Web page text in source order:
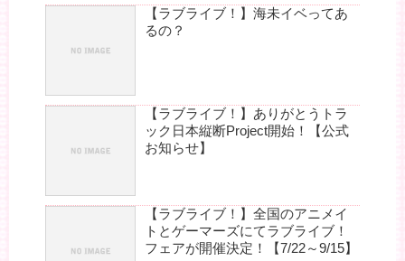
【ラブライブ！】海未イベってあ
るの？
【ラブライブ！】ありがとうトラ
ック日本縦断Project開始！【公式
お知らせ】
【ラブライブ！】全国のアニメイ
トとゲーマーズにてラブライブ！
フェアが開催決定！【7/22～9/15】